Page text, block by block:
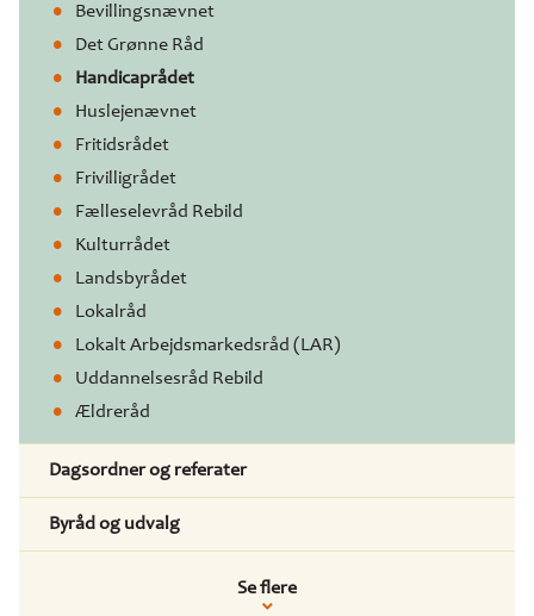
Dagsordner og referater
Byråd og udvalg
Bevillingsnævnet
Det Grønne Råd
Handicaprådet
Huslejenævnet
Fritidsrådet
Frivilligrådet
Fælleselevråd Rebild
Kulturrådet
Landsbyrådet
Lokalråd
Lokalt Arbejdsmarkedsråd (LAR)
Uddannelsesråd Rebild
Ældreråd
Se flere